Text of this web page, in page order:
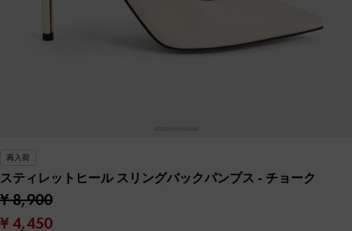
再入荷
スティレットヒール スリングバックパンプス - チョーク
¥ 8,900
¥ 4,450